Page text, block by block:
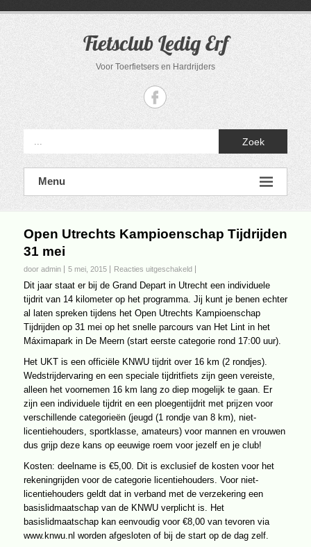
Fietsclub Ledig Erf
Voor Toerfietsers en Hardrijders
Zoek
Menu
Open Utrechts Kampioenschap Tijdrijden
31 mei
door admin 5 mei, 2015 Reacties uitgeschakeldvoor
Open
Kampioenschap
Tijdrijden
31
mei
Dit jaar staat er bij de Grand Depart in Utrecht een individuele
tijdrit van 14 kilometer op het programma. Jij kunt je benen echter
al laten spreken tijdens het Open Utrechts Kampioenschap
Tijdrijden op 31 mei op het snelle parcours van Het Lint in het
Máximapark in De Meern (start eerste categorie rond 17:00 uur).
Het UKT is een officiële KNWU tijdrit over 16 km (2 rondjes).
Wedstrijdervaring en een speciale tijdritfiets zijn geen vereiste,
alleen het voornemen 16 km lang zo diep mogelijk te gaan. Er
zijn een individuele tijdrit en een ploegentijdrit met prijzen voor
verschillende categorieën (jeugd (1 rondje van 8 km), niet-
licentiehouders, sportklasse, amateurs) voor mannen en vrouwen
dus grijp deze kans op eeuwige roem voor jezelf en je club!
Kosten: deelname is €5,00. Dit is exclusief de kosten voor het
rekeningrijden voor de categorie licentiehouders. Voor niet-
licentiehouders geldt dat in verband met de verzekering een
basislidmaatschap van de KNWU verplicht is. Het
basislidmaatschap kan eenvoudig voor €8,00 van tevoren via
www.knwu.nl worden afgesloten of bij de start op de dag zelf.